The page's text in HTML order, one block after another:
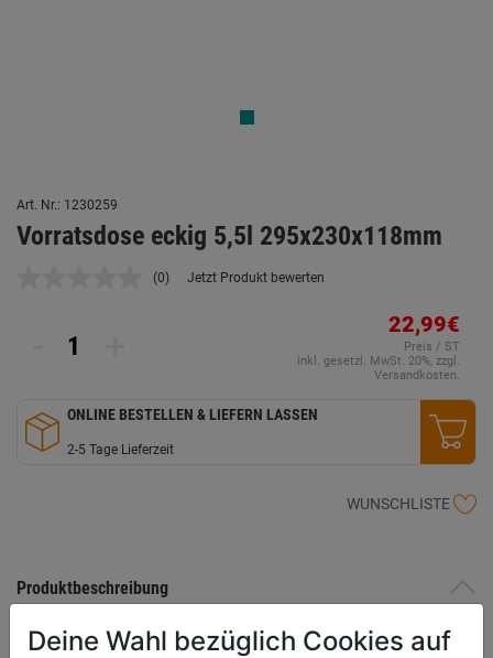
Art. Nr.: 1230259
Vorratsdose eckig 5,5l 295x230x118mm
Kein
(0) Jetzt Produkt bewerten
22,99€
Preis / ST
inkl. gesetzl. MwSt. 20%, zzgl.
Versandkosten.
ONLINE BESTELLEN & LIEFERN LASSEN
2-5 Tage Lieferzeit
WUNSCHLISTE
Produktbeschreibung
100 % luft- und wasserdicht, stapelbar, gefrierfach-, spülmaschinen-
Deine Wahl bezüglich Cookies auf